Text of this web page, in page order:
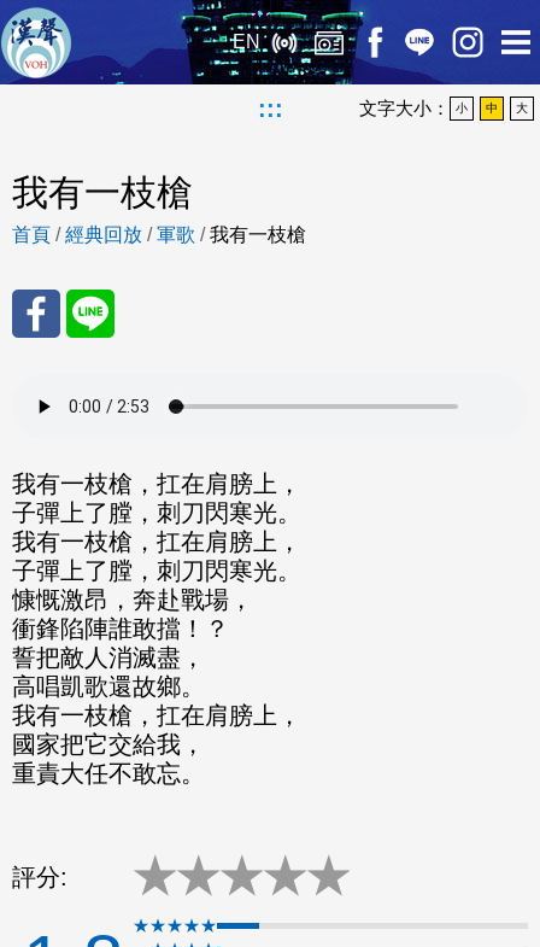
EN
::: 文字大小： 小 中 大
我有一枝槍
首頁 /經典回放 /軍歌 /我有一枝槍
Fac
eBo
ok
Line
我有一枝槍，扛在肩膀上，
子彈上了膛，刺刀閃寒光。
我有一枝槍，扛在肩膀上，
子彈上了膛，刺刀閃寒光。
慷慨激昂，奔赴戰場，
衝鋒陷陣誰敢擋！？
誓把敵人消滅盡，
高唱凱歌還故鄉。
我有一枝槍，扛在肩膀上，
國家把它交給我，
重責大任不敢忘。
評分: ★★★★★
★★★★★